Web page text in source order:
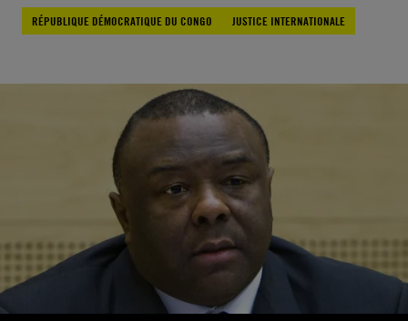
RÉPUBLIQUE DÉMOCRATIQUE DU CONGO
JUSTICE INTERNATIONALE